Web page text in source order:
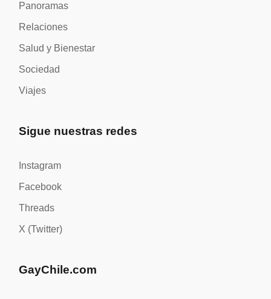
Panoramas
Relaciones
Salud y Bienestar
Sociedad
Viajes
Sigue nuestras redes
Instagram
Facebook
Threads
X (Twitter)
GayChile.com